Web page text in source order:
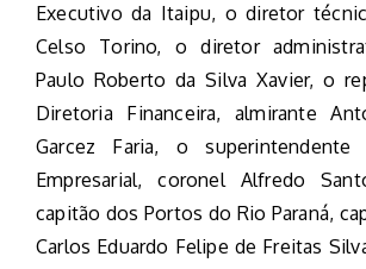
Executivo da Itaipu, o diretor
Celso Torino, o diretor
Paulo Roberto da Silva Xavier, o
Diretoria Financeira, almirante
Garcez Faria, o superintendente
Empresarial, coronel Alfredo
capitão dos Portos do Rio Paraná,
Carlos Eduardo Felipe de Freitas